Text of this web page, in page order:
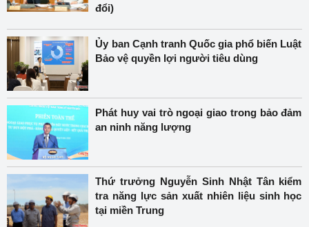
đổi)
Ủy ban Cạnh tranh Quốc gia phổ biến Luật
Bảo vệ quyền lợi người tiêu dùng
Phát huy vai trò ngoại giao trong bảo đảm
an ninh năng lượng
Thứ trưởng Nguyễn Sinh Nhật Tân kiểm
tra năng lực sản xuất nhiên liệu sinh học
tại miền Trung